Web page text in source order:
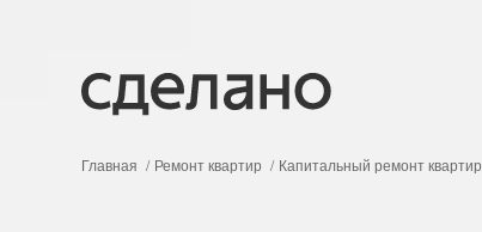
Главная Ремонт квартир Капитальный ремонт квартир